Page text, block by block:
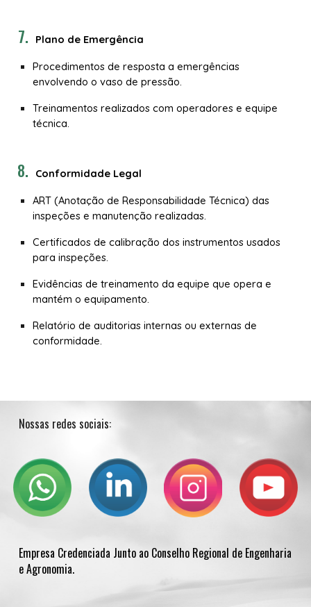
Plano de Emergência
Procedimentos de resposta a emergências
envolvendo o vaso de pressão.
Treinamentos realizados com operadores e equipe
técnica.
Conformidade Legal
ART (Anotação de Responsabilidade Técnica) das
inspeções e manutenção realizadas.
Certificados de calibração dos instrumentos usados
para inspeções.
Evidências de treinamento da equipe que opera e
mantém o equipamento.
Relatório de auditorias internas ou externas de
conformidade.
Nossas redes sociais:
Empresa Credenciada Junto ao Conselho Regional de Engenharia
e Agronomia.